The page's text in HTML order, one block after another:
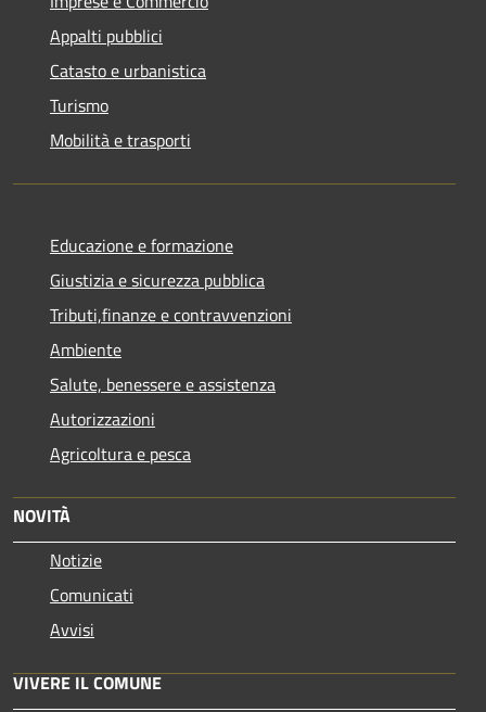
Appalti pubblici
Catasto e urbanistica
Turismo
Mobilità e trasporti
Educazione e formazione
Giustizia e sicurezza pubblica
Tributi,finanze e contravvenzioni
Ambiente
Salute, benessere e assistenza
Autorizzazioni
Agricoltura e pesca
NOVITÀ
Notizie
Comunicati
Avvisi
VIVERE IL COMUNE